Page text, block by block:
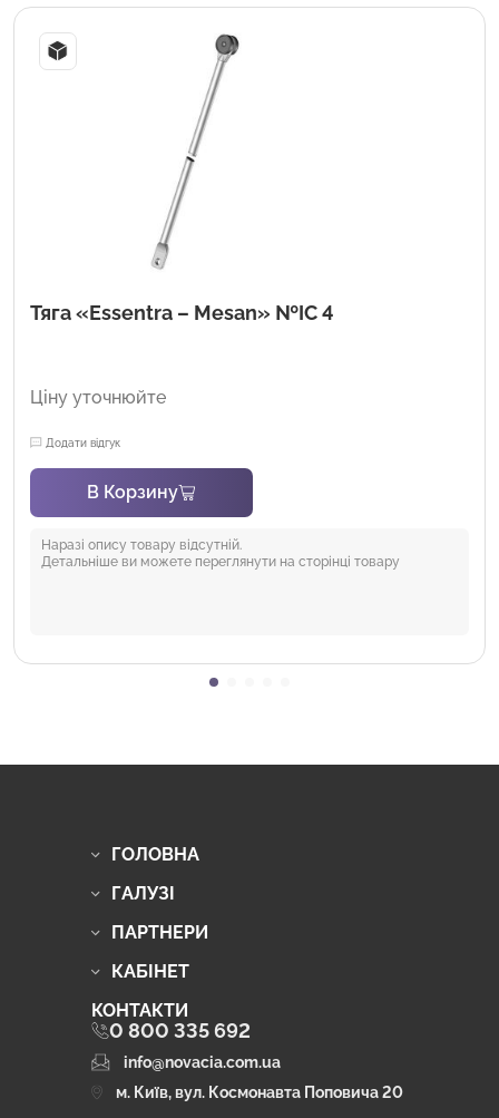
Тяга «Essentra – Mesan» №IC 4
Ціну уточнюйте
Додати відгук
В Корзину
Наразі опису товару відсутній.
Детальніше ви можете переглянути на сторінці товару
ГОЛОВНА
ГАЛУЗІ
ПАРТНЕРИ
КАБІНЕТ
КОНТАКТИ
0 800 335 692
info@novacia.com.ua
м. Київ, вул. Космонавта Поповича 20